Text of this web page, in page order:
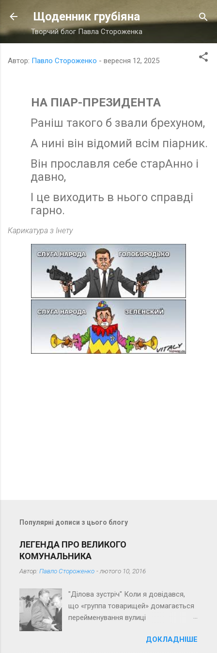
Перейти до основного вмісту
Щоденник грубіяна
Творчий блог Павла Стороженка
Автор: Павло Стороженко - вересня 12, 2025
НА ПІАР-ПРЕЗИДЕНТА
Раніш такого б звали брехуном,
А нині він відомий всім піарник.
Він прославля себе старАнно і
давно,
І це виходить в нього справді
гарно.
Карикатура з Інету
рПопулярні дописи з цього блогу
ЛЕГЕНДА ПРО ВЕЛИКОГО
КОМУНАЛЬНИКА
Автор: Павло Стороженко - лютого 10, 2016
"Ділова зустріч" Коли я довідався,
що «группа товарищей» домагається
перейменування вулиці
імені (перепрошую за суцільнуДОКЛАДНІШЕ